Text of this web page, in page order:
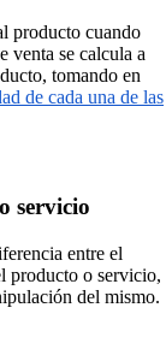
producto cuando
venta se calcula a
tomando en
de cada una de las
servicio
entre el
producto o servicio,
del mismo.